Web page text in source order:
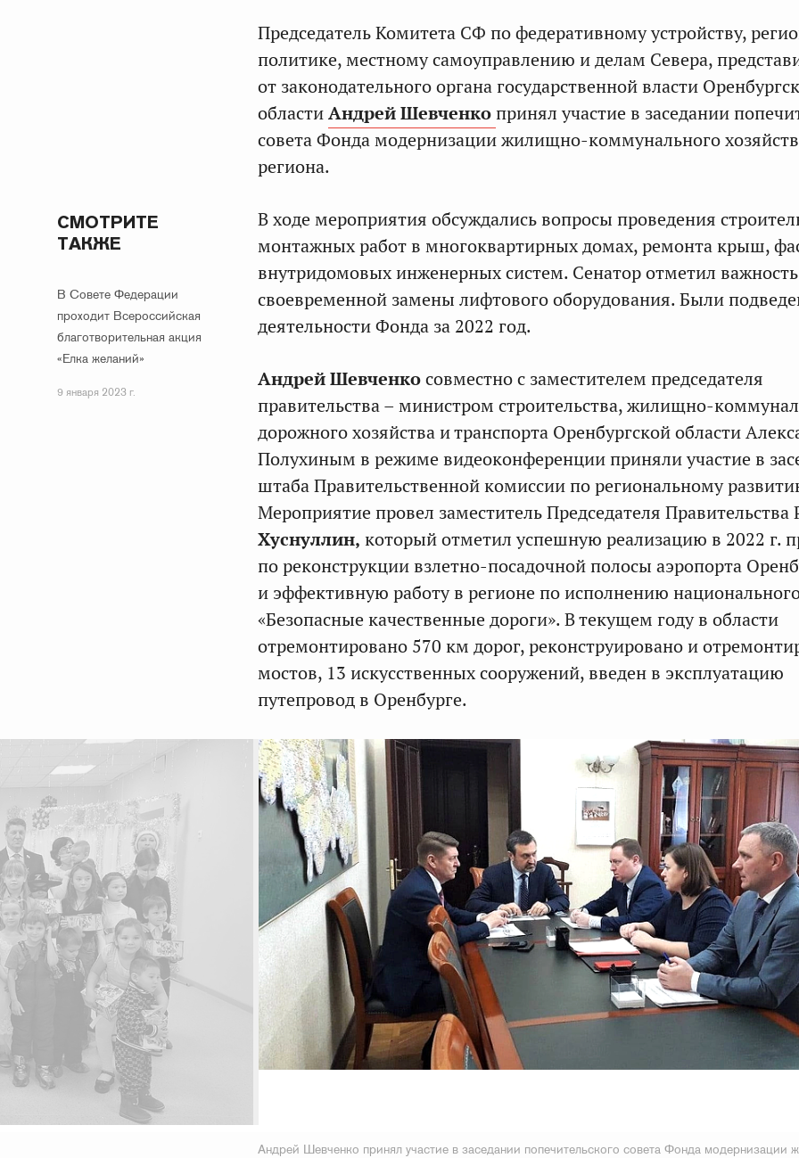
Председатель Комитета СФ по федеративному устройству,
политике, местному самоуправлению и делам Севера,
от законодательного органа государственной власти
областиАндрей Шевченкопринял участие в заседании
совета Фонда модернизации жилищно-коммунального
региона.
СМОТРИТЕ
ТАКЖЕ
В Совете Федерации
проходит Всероссийская
благотворительная акция
«Елка желаний»
9 января 2023 г.
В ходе мероприятия обсуждались вопросы проведения
монтажных работ в многоквартирных домах, ремонта крыш,
внутридомовых инженерных систем. Сенатор отметил важность
своевременной замены лифтового оборудования. Были
деятельности Фонда за 2022 год.
Андрей Шевченкосовместно с заместителем председателя
правительства – министром строительства, жилищно-
дорожного хозяйства и транспорта Оренбургской области
Полухиным в режиме видеоконференции приняли участие в
штаба Правительственной комиссии по региональному
Мероприятие провел заместитель Председателя Правительства
Хуснуллин, который отметил успешную реализацию в 2022 г.
по реконструкции взлетно-посадочной полосы аэропорта
и эффективную работу в регионе по исполнению
«Безопасные качественные дороги». В текущем году в области
отремонтировано 570 км дорог, реконструировано и
мостов, 13 искусственных сооружений, введен в эксплуатацию
путепровод в Оренбурге.
Андрей Шевченко принял участие в заседании попечительского совета Фонда модернизации